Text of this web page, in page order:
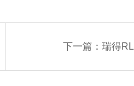
下一篇： 瑞得